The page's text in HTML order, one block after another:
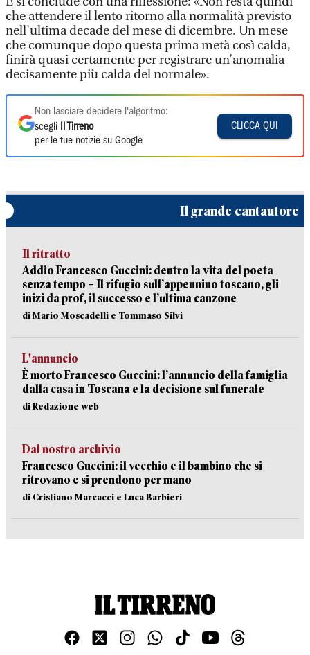
che attendere il lento ritorno alla normalità previsto
nell’ultima decade del mese di dicembre. Un mese
che comunque dopo questa prima metà così calda,
finirà quasi certamente per registrare un’anomalia
decisamente più calda del normale».
Non lasciare decidere l'algoritmo:
scegli
Il Tirreno
per le tue notizie su Google
CLICCA QUI
Il grande cantautore
Il ritratto
Addio Francesco Guccini: dentro la vita del poeta
senza tempo – Il rifugio sull’appennino toscano, gli
inizi da prof, il successo e l’ultima canzone
di Mario Moscadelli e Tommaso Silvi
L'annuncio
È morto Francesco Guccini: l’annuncio della famiglia
dalla casa in Toscana e la decisione sul funerale
di Redazione web
Dal nostro archivio
Francesco Guccini: il vecchio e il bambino che si
ritrovano e si prendono per mano
di Cristiano Marcacci e Luca Barbieri